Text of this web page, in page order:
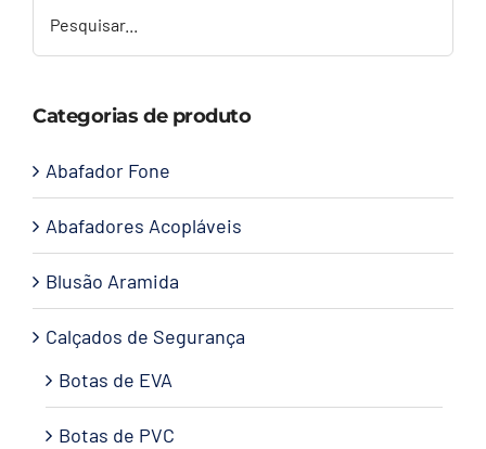
Categorias de produto
Abafador Fone
Abafadores Acopláveis
Blusão Aramida
Calçados de Segurança
Botas de EVA
Botas de PVC